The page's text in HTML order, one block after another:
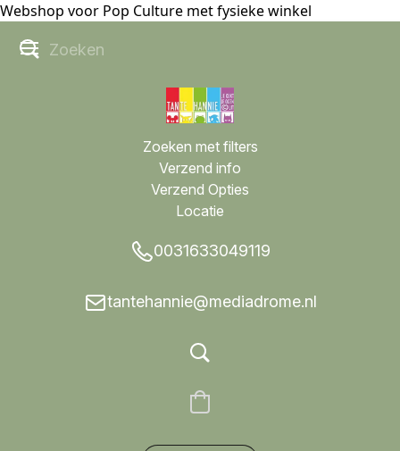
Webshop voor Pop Culture met fysieke winkel
Zoeken met filters
Verzend info
Verzend Opties
Locatie
0031633049119
tantehannie@mediadrome.nl